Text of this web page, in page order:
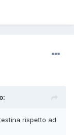
rispetto ad